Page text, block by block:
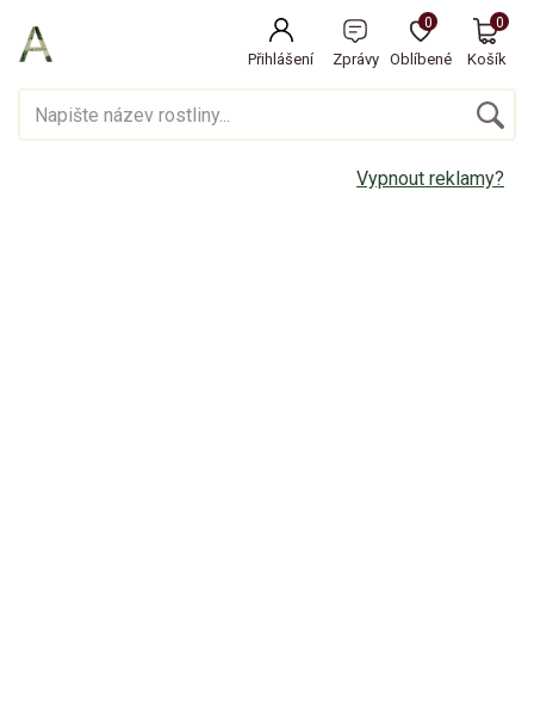
Přihlášení Zprávy Oblíbené
0
Košík
0
Vypnout reklamy?